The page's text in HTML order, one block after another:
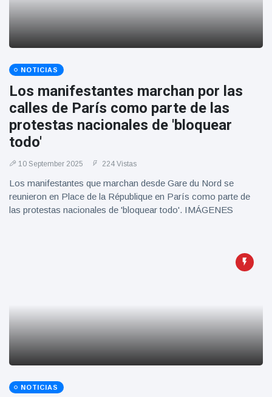
NOTICIAS
Los manifestantes marchan por las
calles de París como parte de las
protestas nacionales de 'bloquear
todo'
10 September 2025 224 Vistas
Los manifestantes que marchan desde Gare du Nord se
reunieron en Place de la République en París como parte de
las protestas nacionales de 'bloquear todo'. IMÁGENES
NOTICIAS